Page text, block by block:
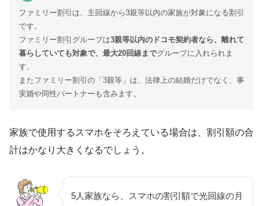
ファミリー割引は、主回線から3親等以内の家族が対象になる割引
です。
ファミリー割引グループは3親等以内のドコモ契約者なら、離れて
暮らしていても対象で、最大20回線までグループに入れられま
す。
またファミリー割引の「3親等」は、法律上の結婚だけでなく、事
実婚や同性パートナーも含みます。
家族で使用するスマホをそろえている場合は、割引額の合
計はかなり大きくなるでしょう。
5人家族なら、スマホの割引額で光回線の月